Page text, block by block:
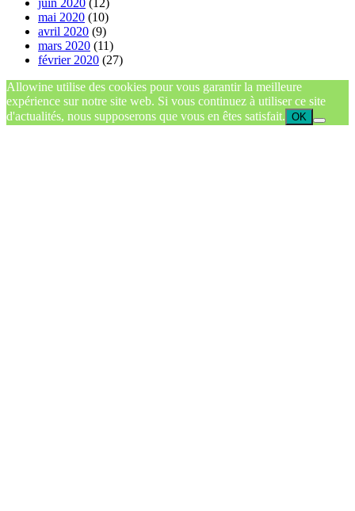
mai 2020 (10)
avril 2020 (9)
mars 2020 (11)
février 2020 (27)
Allowine utilise des cookies pour vous garantir la meilleure
expérience sur notre site web. Si vous continuez à utiliser ce site
d'actualités, nous supposerons que vous en êtes satisfait. OK